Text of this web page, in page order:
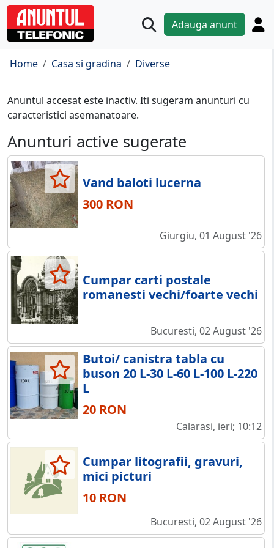
Adauga anunt
Home Casa si gradina Diverse
Anuntul accesat este inactiv. Iti sugeram anunturi cu
caracteristici asemanatoare.
Anunturi active sugerate
Vand baloti lucerna
300 RON
Giurgiu, 01 August '26
Cumpar carti postale
romanesti vechi/foarte vechi
Bucuresti, 02 August '26
Butoi/ canistra tabla cu
buson 20 L-30 L-60 L-100 L-220
L
20 RON
Calarasi, ieri; 10:12
Cumpar litografii, gravuri,
mici picturi
10 RON
Bucuresti, 02 August '26